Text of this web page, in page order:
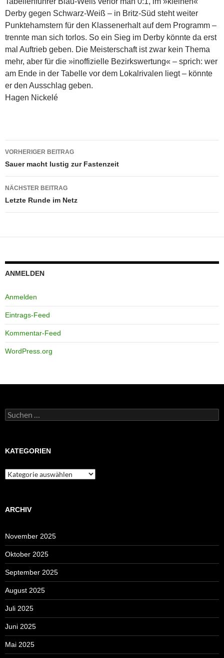
Derby gegen Schwarz-Weiß – in Britz-Süd steht weiter
Punktehamstern für den Klassenerhalt auf dem Programm –
trennte man sich torlos. So ein Sieg im Derby könnte da erst
mal Auftrieb geben. Die Meisterschaft ist zwar kein Thema
mehr, aber für die »inoffizielle Bezirkswertung« – sprich: wer
am Ende in der Tabelle vor dem Lokalrivalen liegt – könnte
er den Ausschlag geben.
Hagen Nickelé
Beitragsnavigation
VORHERIGER BEITRAG
Sauer macht lustig zur Fastenzeit
NÄCHSTER BEITRAG
Letzte Runde im Netz
ANMELDEN
Anmelden
Eintrags-Feed
Kommentar-Feed
WordPress.org
Suchen
nach:
KATEGORIEN
Kategorien
ARCHIV
November 2025
Oktober 2025
September 2025
August 2025
Juli 2025
Juni 2025
Mai 2025